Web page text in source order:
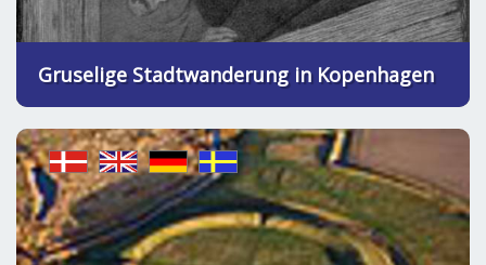
Gruselige Stadtwanderung in Kopenhagen